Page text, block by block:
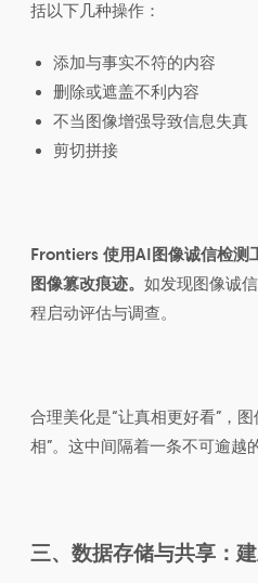
括以下几种操作：
添加与事实不符的内容
删除或遮盖不利内容
不当图像增强导致信息失真
剪切拼接
Frontiers 使用AI图像诚信检测
图像篡改痕迹。 如发现图像诚
程启动评估与调查。
合理美化是“让真相更好看”，
相”。这中间隔着一条不可逾越
三、数据存储与共享：